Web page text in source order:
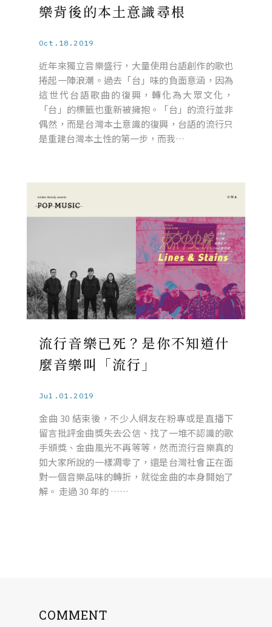
樂背後的本土意識尋根
Oct.18.2019
近年來獨立音樂盛行，大量使用台語創作的歌也
捲起一陣浪潮。過去「台」味的負面意涵，因為
這世代台語歌曲的復興，轉化為大眾文化，
「台」的標籤也重新被擁抱。「台」的流行並非
偶然，而是台灣本土意識的復興，台語的流行只
是重建台灣本土性的第一步，而我…
流行音樂已死？是你不知道什
麼音樂叫「流行」
Jul.01.2019
金曲 30 結束後，不少人網友在粉專或是直播下
留言批評金曲獎失去公信、找了一堆不認識的歌
手頒獎、金曲風光不再等等，然而流行音樂真的
如大家所說的一樣凋零了，還是台灣社會正在面
對一個音樂品味的轉折，就從金曲的本身開始了
解。 走過 30 年的 ……
COMMENT